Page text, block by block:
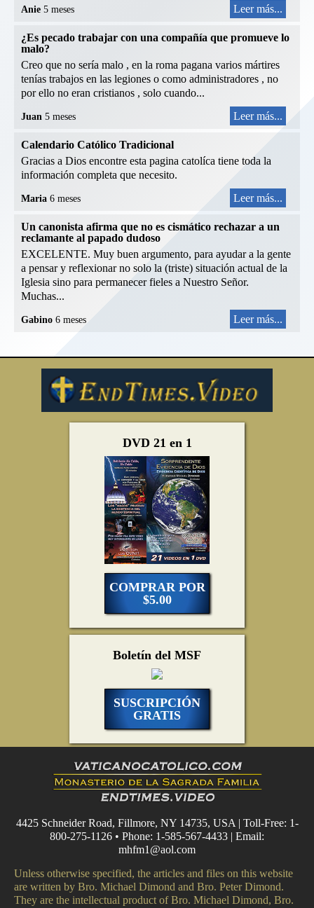
Anie 5 meses Leer más...
¿Es pecado trabajar con una compañía que promueve lo
malo?
Creo que no sería malo , en la roma pagana varios mártires
tenías trabajos en las legiones o como administradores , no
por ello no eran cristianos , solo cuando...
Juan 5 meses Leer más...
Calendario Católico Tradicional
Gracias a Dios encontre esta pagina catolíca tiene toda la
información completa que necesito.
Maria 6 meses Leer más...
Un canonista afirma que no es cismático rechazar a un
reclamante al papado dudoso
EXCELENTE. Muy buen argumento, para ayudar a la gente
a pensar y reflexionar no solo la (triste) situación actual de la
Iglesia sino para permanecer fieles a Nuestro Señor.
Muchas...
Gabino 6 meses Leer más...
DVD 21 en 1
COMPRAR POR
$5.00
Boletín del MSF
SUSCRIPCIÓN
GRATIS
4425 Schneider Road, Fillmore, NY 14735, USA | Toll-Free: 1-
800-275-1126 • Phone: 1-585-567-4433 | Email:
mhfm1@aol.com
Unless otherwise specified, the articles and files on this website
are written by Bro. Michael Dimond and Bro. Peter Dimond.
They are the intellectual product of Bro. Michael Dimond, Bro.